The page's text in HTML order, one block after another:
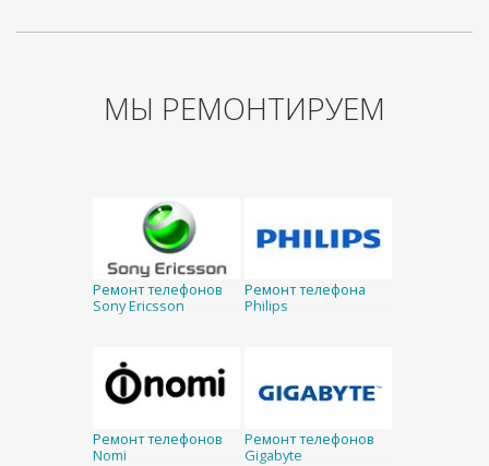
МЫ РЕМОНТИРУЕМ
Ремонт телефонов
Sony Ericsson
Ремонт телефона
Philips
Ремонт телефонов
Nomi
Ремонт телефонов
Gigabyte